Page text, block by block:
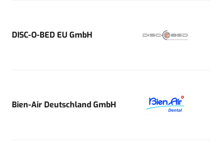
DISC-O-BED EU GmbH
Bien-Air Deutschland GmbH